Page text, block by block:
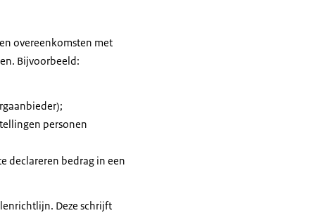
overeenkomsten met
Bijvoorbeeld:
personen
declareren bedrag in een
Deze schrijft